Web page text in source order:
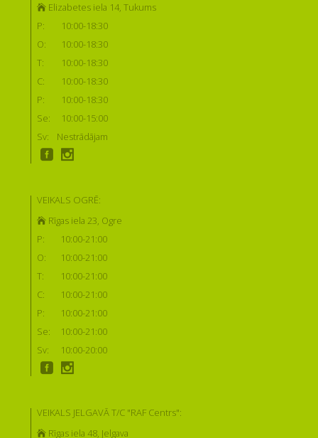
Elizabetes iela 14, Tukums
P:
10:00-18:30
O:
10:00-18:30
T:
10:00-18:30
C:
10:00-18:30
P:
10:00-18:30
Se:
10:00-15:00
Sv:
Nestrādājam
VEIKALS OGRĒ:
Rīgas iela 23, Ogre
P:
10:00-21:00
O:
10:00-21:00
T:
10:00-21:00
C:
10:00-21:00
P:
10:00-21:00
Se:
10:00-21:00
Sv:
10:00-20:00
VEIKALS JELGAVĀ T/C "RAF Centrs":
Rīgas iela 48, Jelgava